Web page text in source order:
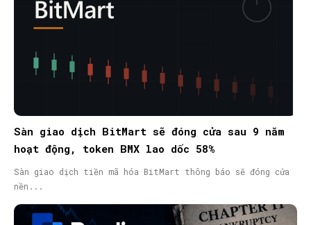
Sàn giao dịch BitMart sẽ đóng cửa sau 9 năm
hoạt động, token BMX lao dốc 58%
Sàn giao dịch tiền mã hóa BitMart thông báo sẽ đóng cửa
nền...